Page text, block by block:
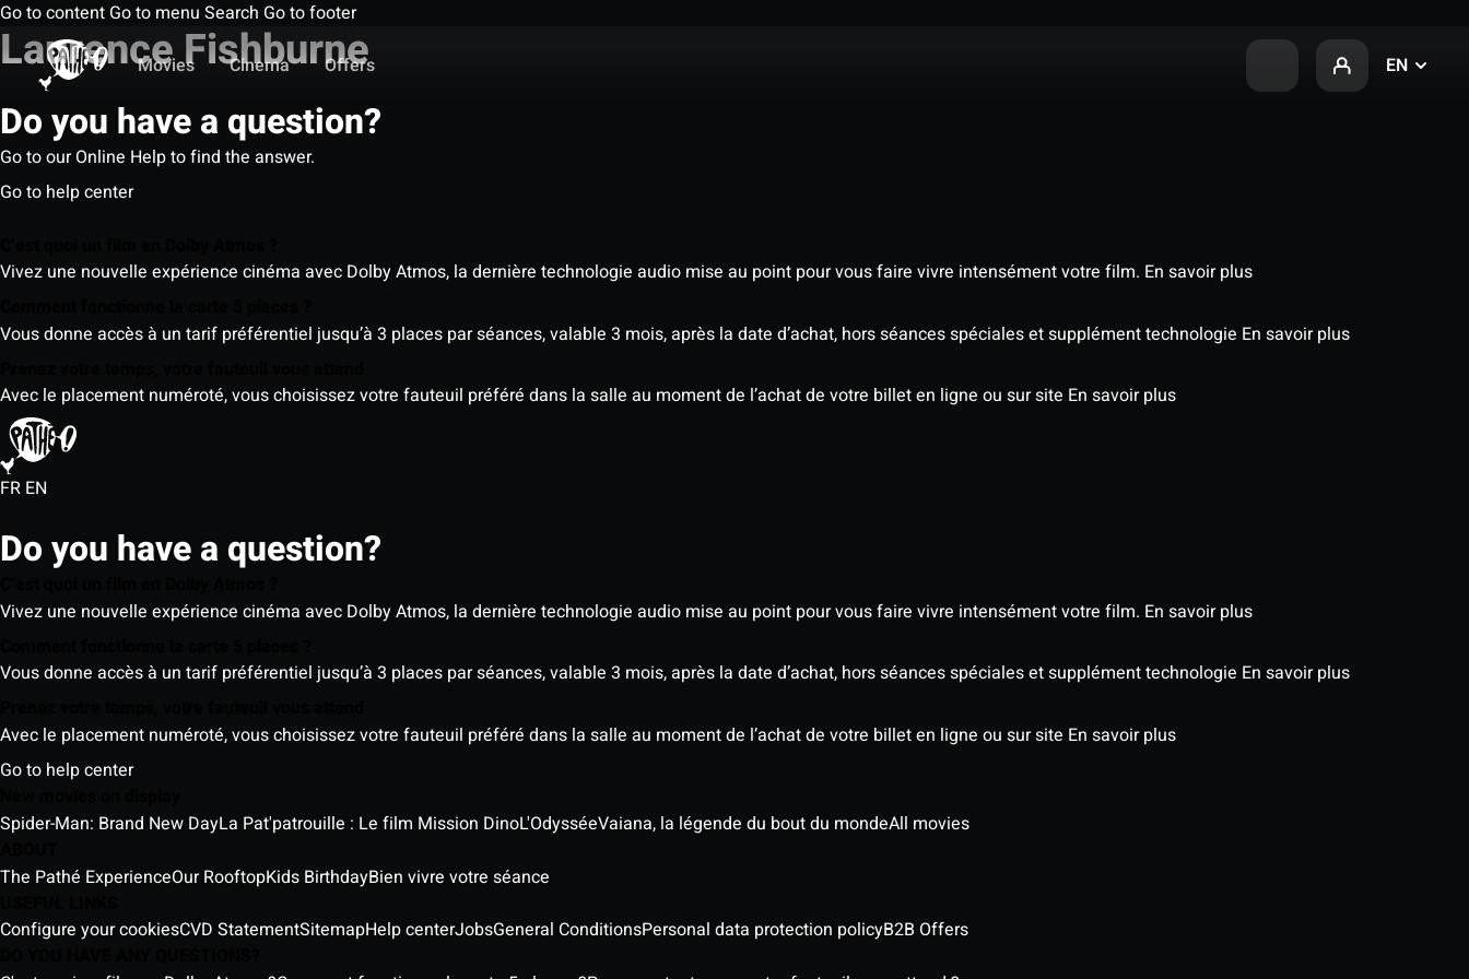
Go to content Go to menu Search Go to footer
Movies
Cinema Offers EN
Laurence Fishburne
Do you have a question?
Go to our Online Help to find the answer.
Go to help center
Vivez une nouvelle expérience cinéma avec Dolby Atmos, la dernière technologie audio mise au point pour vous faire vivre intensément votre film. En savoir plus
Vous donne accès à un tarif préférentiel jusqu’à 3 places par séances, valable 3 mois, après la date d’achat, hors séances spéciales et supplément technologie En savoir plus
Avec le placement numéroté, vous choisissez votre fauteuil préféré dans la salle au moment de l’achat de votre billet en ligne ou sur site En savoir plus
FR EN
Do you have a question?
Vivez une nouvelle expérience cinéma avec Dolby Atmos, la dernière technologie audio mise au point pour vous faire vivre intensément votre film. En savoir plus
Vous donne accès à un tarif préférentiel jusqu’à 3 places par séances, valable 3 mois, après la date d’achat, hors séances spéciales et supplément technologie En savoir plus
Avec le placement numéroté, vous choisissez votre fauteuil préféré dans la salle au moment de l’achat de votre billet en ligne ou sur site En savoir plus
Go to help center
Spider-Man: Brand New DayLa Pat'patrouille : Le film Mission DinoL'OdysséeVaiana, la légende du bout du mondeAll movies
The Pathé ExperienceOur RooftopKids BirthdayBien vivre votre séance
Configure your cookiesCVD StatementSitemapHelp centerJobsGeneral ConditionsPersonal data protection policyB2B Offers